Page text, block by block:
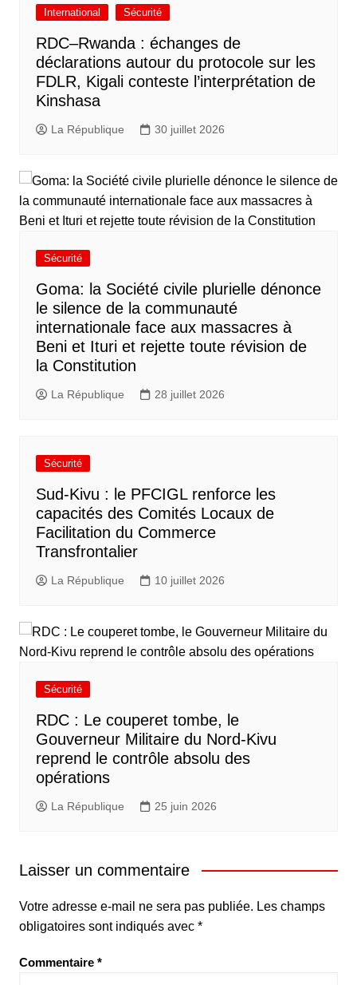
International Sécurité
RDC–Rwanda : échanges de
déclarations autour du protocole sur les
FDLR, Kigali conteste l’interprétation de
Kinshasa
La République 30 juillet 2026
Sécurité
Goma: la Société civile plurielle dénonce
le silence de la communauté
internationale face aux massacres à
Beni et Ituri et rejette toute révision de
la Constitution
La République 28 juillet 2026
Sécurité
Sud-Kivu : le PFCIGL renforce les
capacités des Comités Locaux de
Facilitation du Commerce
Transfrontalier
La République 10 juillet 2026
Sécurité
RDC : Le couperet tombe, le
Gouverneur Militaire du Nord-Kivu
reprend le contrôle absolu des
opérations
La République 25 juin 2026
Laisser un commentaire
Votre adresse e-mail ne sera pas publiée. Les champs
obligatoires sont indiqués avec *
Commentaire *